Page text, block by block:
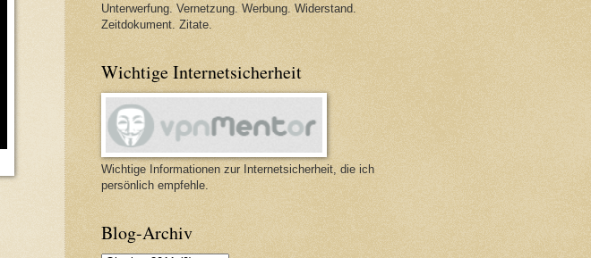
Unterwerfung. Vernetzung. Werbung. Widerstand.
Zeitdokument. Zitate.
Wichtige Internetsicherheit
Wichtige Informationen zur Internetsicherheit, die ich
persönlich empfehle.
Blog-Archiv